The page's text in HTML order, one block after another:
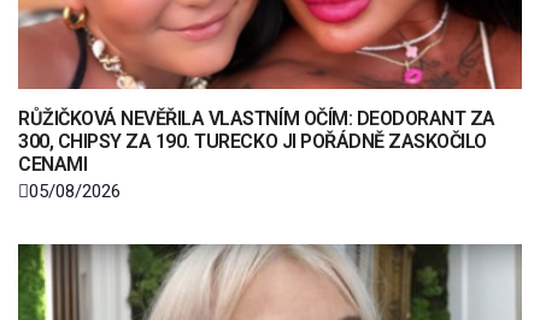
RŮŽIČKOVÁ NEVĚŘILA VLASTNÍM OČÍM: DEODORANT ZA
300, CHIPSY ZA 190. TURECKO JI POŘÁDNĚ ZASKOČILO
CENAMI
05/08/2026